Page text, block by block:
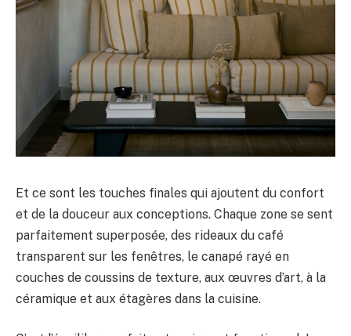
Et ce sont les touches finales qui ajoutent du confort
et de la douceur aux conceptions. Chaque zone se sent
parfaitement superposée, des rideaux du café
transparent sur les fenêtres, le canapé rayé en
couches de coussins de texture, aux œuvres d’art, à la
céramique et aux étagères dans la cuisine.